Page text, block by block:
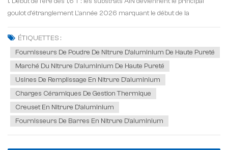
goulot d'étranglement L'année 2026 marquant le début de la
commercialisation à grande échelle des modules optiques haute
vitesse de 1,6 T, la chaîne d'approvisionnement mond...
ÉTIQUETTES :
Fournisseurs De Poudre De Nitrure D'aluminium De Haute Pureté
Marché Du Nitrure D'aluminium De Haute Pureté
Usines De Remplissage En Nitrure D'aluminium
Charges Céramiques De Gestion Thermique
Creuset En Nitrure D'aluminium
Fournisseurs De Barres En Nitrure D'aluminium